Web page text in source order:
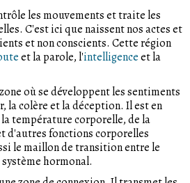
les mouvements et traite les
C'est ici que naissent nos actes et
et non conscients. Cette région
et la parole, l'intelligenceet la
où se développent les sentiments
la colère et la déception. Il est en
température corporelle, de la
d'autres fonctions corporelles
le maillon de transition entre le
hormonal.